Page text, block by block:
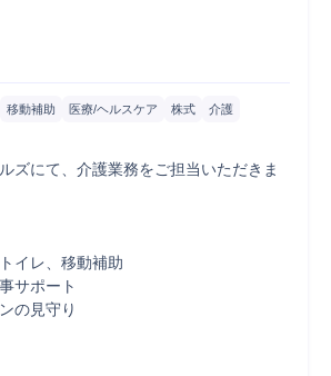
移動補助 医療/ヘルスケア 株式
介護
ズにて、介護業務をご担当いただきま
イレ、移動補助
サポート
の見守り